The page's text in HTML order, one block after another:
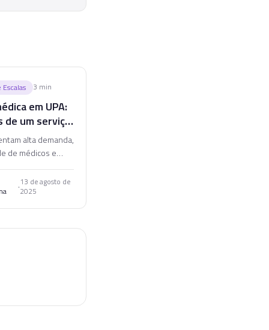
3 min
em UPA:
de um serviço
alta demanda,
de médicos e
resilientes
de urgência 24
·13 de agosto de
2025